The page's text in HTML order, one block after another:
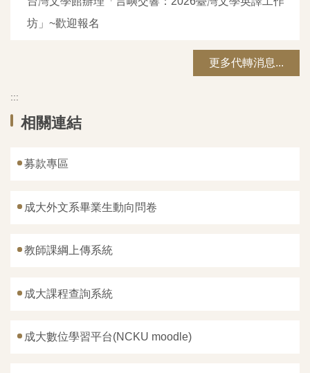
坊」~歡迎報名
更多代轉消息...
:::
相關連結
募款專區
成大外文系畢業生動向問卷
教師課綱上傳系統
成大課程查詢系統
成大數位學習平台(NCKU moodle)